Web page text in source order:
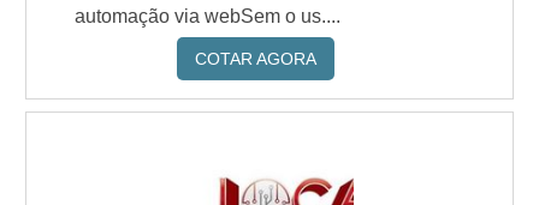
automação via webSem o us....
COTAR AGORA